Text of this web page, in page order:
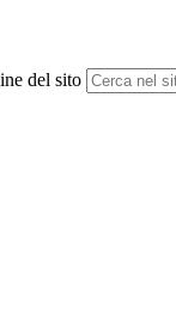
del sito